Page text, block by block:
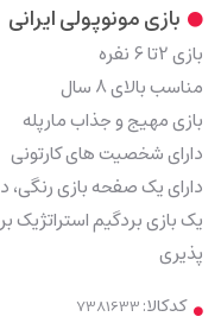
بازی مونوپولی ایرانی
بازی 2تا 6 نفره
مناسب بالای 8 سال
بازی مهیج و جذاب مارپله
دارای شخصیت های کارتونی
دارای یک صفحه بازی رنگی،
یک بازی بردگیم
پذیری
کدکالا: